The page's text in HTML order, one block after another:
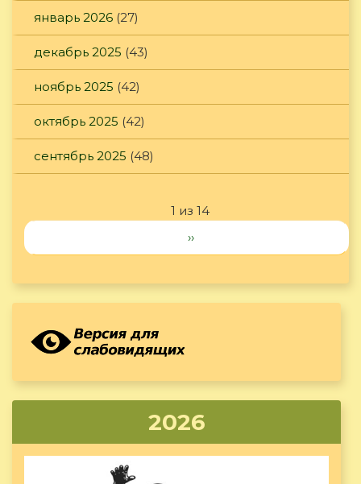
январь 2026 (27)
декабрь 2025 (43)
ноябрь 2025 (42)
октябрь 2025 (42)
сентябрь 2025 (48)
1 из 14
››
2026